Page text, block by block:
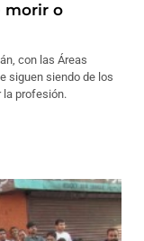
morir o
con las Áreas
siguen siendo de los
la profesión.